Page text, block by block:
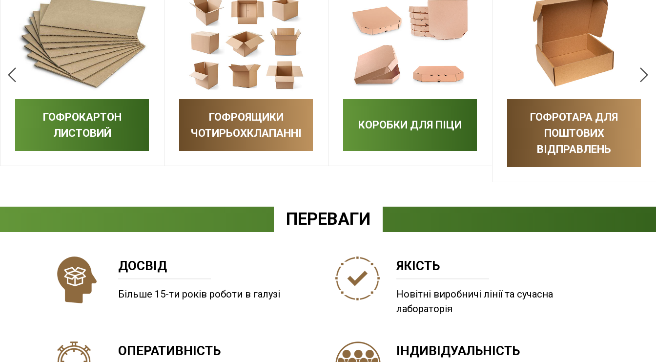
ГОФРОКАРТОН
ЛИСТОВИЙ
ГОФРОЯЩИКИ
ЧОТИРЬОХКЛАПАННІ
КОРОБКИ ДЛЯ ПІЦИ
ГОФРОТАРА ДЛЯ
ПОШТОВИХ
ВІДПРАВЛЕНЬ
ПЕРЕВАГИ
ДОСВІД
Більше 15-ти років роботи в галузі
ЯКІСТЬ
Новітні виробничі лінії та сучасна
лабораторія
ОПЕРАТИВНІСТЬ ІНДИВІДУАЛЬНІСТЬ